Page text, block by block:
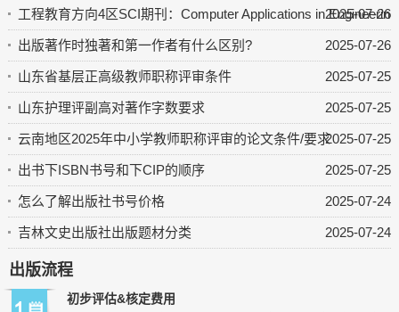
2025-07-26
工程教育方向4区SCI期刊：Computer Applications in
2025-07-26
出版著作时独著和第一作者有什么区别?
2025-07-25
山东省基层正高级教师职称评审条件
2025-07-25
山东护理评副高对著作字数要求
2025-07-25
云南地区2025年中小学教师职称评审的论文条件/要求
2025-07-25
出书下ISBN书号和下CIP的顺序
2025-07-24
怎么了解出版社书号价格
2025-07-24
吉林文史出版社出版题材分类
出版流程
初步评估&核定费用